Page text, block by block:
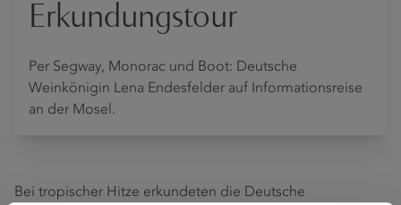
Erkundungstour
Per Segway, Monorac und Boot: Deutsche
Weinkönigin Lena Endesfelder auf Informationsreise
an der Mosel.
Bei tropischer Hitze erkundeten die Deutsche